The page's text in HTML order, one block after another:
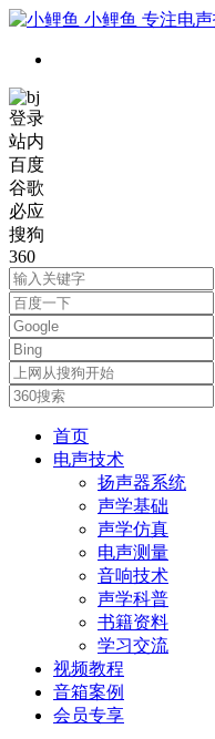
小鲤鱼 专注电
登录
站内
百度
谷歌
必应
搜狗
360
首页
电声技术
扬声器系统
声学基础
声学仿真
电声测量
音响技术
声学科普
书籍资料
学习交流
视频教程
音箱案例
会员专享